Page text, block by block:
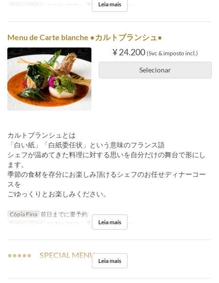
Datas válidas 10 Mai 2021 ~ Refeições Jantar
Leia mais
Menu de Carte blanche ●カルトブランシュ●
¥ 24.200 (Svc & imposto incl.)
Selecionar
カルトブランシュとは
「白い紙」「白紙委任状」という意味のフランス語
シェフが温めてきた料理に対する思いを自分だけの舞台で形にし
ます。
季節の食材を存分にお楽しみ頂けるシェフのお任せディナーコー
スを
ごゆっくりとお楽しみください。
Cópia Fina 前日までに要予約
Datas válidas
01 Abr 2024 ~ Refeições Jantar
Leia mais
●●●●● SPECIAL MENU ●●●●●
Leia mais